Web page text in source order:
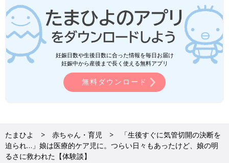
妊娠日数や生後日数に合った情報を毎日お届け
妊娠中から産後まで長く使える無料アプリ
無料ダウンロード
たまひよ 赤ちゃん・育児
「生後すぐに気管切開の決断を
迫られ…」娘は医療的ケア児に。つらい日々もあったけど、娘の明
るさに救われた【体験談】